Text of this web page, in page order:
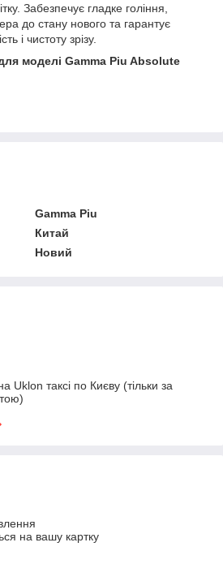
Забезпечує гладке гоління,
до стану нового та гарантує
і чистоту зрізу.
моделі Gamma Piu Absolute
Gamma Piu
Китай
Новий
Uklon таксі по Києву (тільки за
на вашу картку